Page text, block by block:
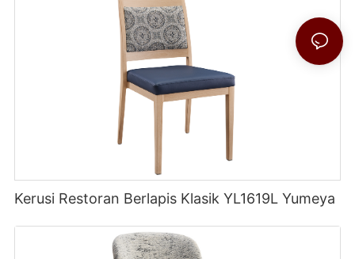
Kerusi Restoran Berlapis Klasik YL1619L Yumeya